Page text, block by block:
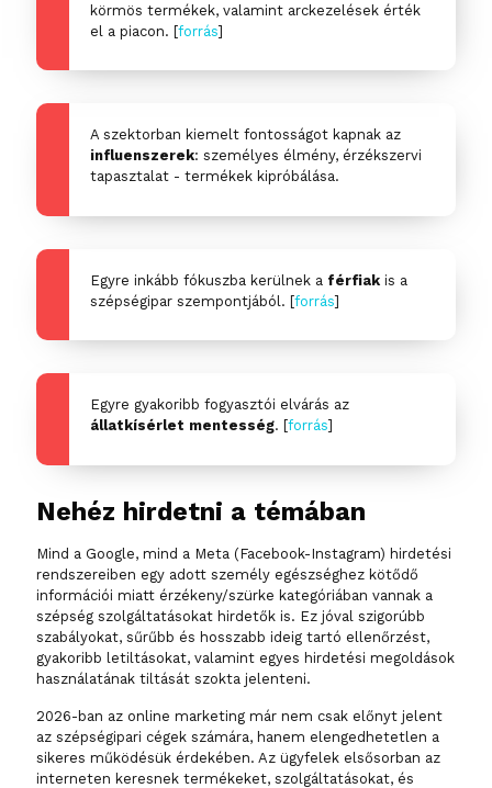
körmös termékek, valamint arckezelések érték
el a piacon. [forrás]
A szektorban kiemelt fontosságot kapnak az
influenszerek: személyes élmény, érzékszervi
tapasztalat - termékek kipróbálása.
Egyre inkább fókuszba kerülnek a férfiak is a
szépségipar szempontjából. [forrás]
Egyre gyakoribb fogyasztói elvárás az
állatkísérlet mentesség. [forrás]
Nehéz hirdetni a témában
Mind a Google, mind a Meta (Facebook-Instagram) hirdetési
rendszereiben egy adott személy egészséghez kötődő
információi miatt érzékeny/szürke kategóriában vannak a
szépség szolgáltatásokat hirdetők is. Ez jóval szigorúbb
szabályokat, sűrűbb és hosszabb ideig tartó ellenőrzést,
gyakoribb letiltásokat, valamint egyes hirdetési megoldások
használatának tiltását szokta jelenteni.
2026-ban az online marketing már nem csak előnyt jelent
az szépségipari cégek számára, hanem elengedhetetlen a
sikeres működésük érdekében. Az ügyfelek elsősorban az
interneten keresnek termékeket, szolgáltatásokat, és